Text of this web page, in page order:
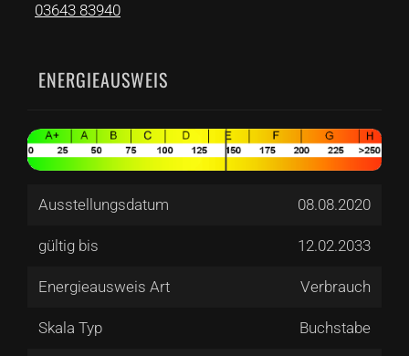
03643 83940
ENERGIEAUSWEIS
Ausstellungsdatum 08.08.2020
gültig bis 12.02.2033
Energieausweis Art Verbrauch
Skala Typ Buchstabe